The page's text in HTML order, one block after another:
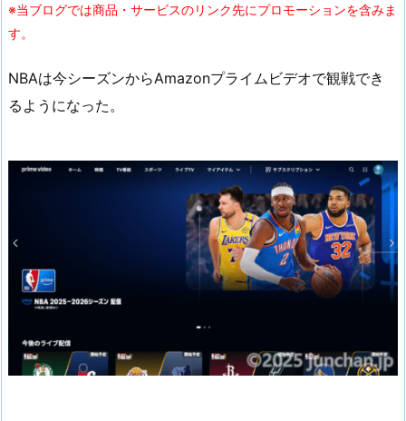
※当ブログでは商品・サービスのリンク先にプロモーションを含みま
す。
NBAは今シーズンからAmazonプライムビデオで観戦でき
るようになった。